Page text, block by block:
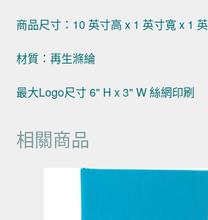
商品尺寸：10 英寸高 x 1 英寸寬 x 1
材質：再生滌綸
最大Logo尺寸 6" H x 3" W 絲網印刷
相關商品